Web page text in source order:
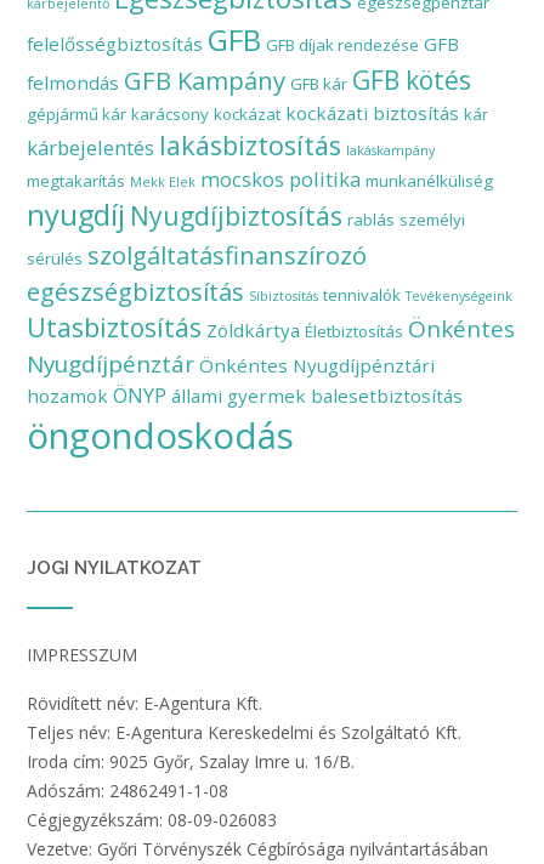
kárbejelentő
felelősségbiztosítás GFB GFB díjak rendezése GFB
felmondás GFB Kampány GFB kár GFB kötés
gépjármű kár karácsony kockázat kockázati biztosítás kár
kárbejelentés lakásbiztosítás lakáskampány
megtakarítás Mekk Elek mocskos politika munkanélküliség
nyugdíj Nyugdíjbiztosítás rablás személyi
sérülés szolgáltatásfinanszírozó
egészségbiztosítás Síbiztosítás tennivalók Tevékenységeink
Utasbiztosítás Zöldkártya Életbiztosítás Önkéntes
Nyugdíjpénztár Önkéntes Nyugdíjpénztári
hozamok ÖNYP állami gyermek balesetbiztosítás
öngondoskodás
JOGI NYILATKOZAT
IMPRESSZUM
Rövidített név: E-Agentura Kft.
Teljes név: E-Agentura Kereskedelmi és Szolgáltató Kft.
Iroda cím: 9025 Győr, Szalay Imre u. 16/B.
Adószám: 24862491-1-08
Cégjegyzékszám: 08-09-026083
Vezetve: Győri Törvényszék Cégbírósága nyilvántartásában